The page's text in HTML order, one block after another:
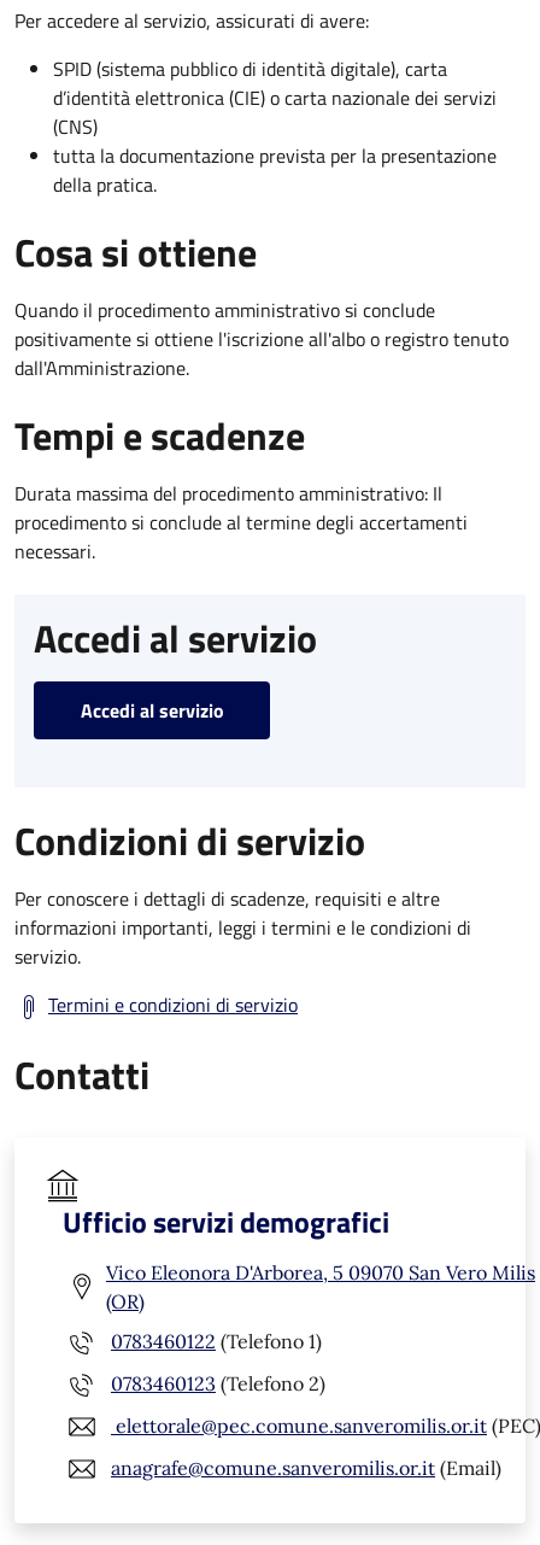
Per accedere al servizio, assicurati di avere:
SPID (sistema pubblico di identità digitale), carta
d’identità elettronica (CIE) o carta nazionale dei servizi
(CNS)
tutta la documentazione prevista per la presentazione
della pratica.
Cosa si ottiene
Quando il procedimento amministrativo si conclude
positivamente si ottiene l'iscrizione all'albo o registro tenuto
dall'Amministrazione.
Tempi e scadenze
Durata massima del procedimento amministrativo: Il
procedimento si conclude al termine degli accertamenti
necessari.
Accedi al servizio
Accedi al servizio
Condizioni di servizio
Per conoscere i dettagli di scadenze, requisiti e altre
informazioni importanti, leggi i termini e le condizioni di
servizio.
Termini e condizioni di servizio
Contatti
Ufficio servizi demografici
Vico Eleonora D'Arborea, 5 09070 San Vero Milis
(OR)
0783460122 (Telefono 1)
0783460123 (Telefono 2)
elettorale@pec.comune.sanveromilis.or.it (PEC)
anagrafe@comune.sanveromilis.or.it (Email)